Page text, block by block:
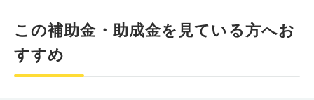
この補助金・助成金を見ている方へお
すすめ